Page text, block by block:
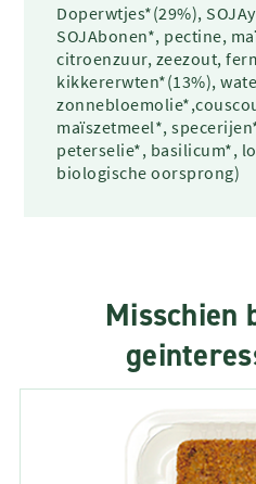
Doperwtjes*(29%),
SOJAbonen*, pectine,
citroenzuur, zeezout,
kikkererwten*(13%),
maïszetmeel*,
peterselie*, basilicum*,
biologische oorsprong)
Misschien